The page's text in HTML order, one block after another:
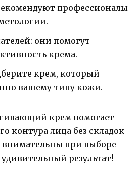
профессионалы
они помогут
крема.
крем, который
вашему типу кожи.
крем помогает
контура лица без складок
при выборе
результат!